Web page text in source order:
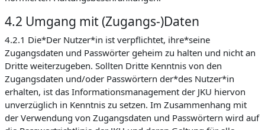
4.2 Umgang mit (Zugangs-)Daten
4.2.1 Die*Der Nutzer*in ist verpflichtet, ihre*seine
Zugangsdaten und Passwörter geheim zu halten und nicht an
Dritte weiterzugeben. Sollten Dritte Kenntnis von den
Zugangsdaten und/oder Passwörtern der*des Nutzer*in
erhalten, ist das Informationsmanagement der JKU hiervon
unverzüglich in Kenntnis zu setzen. Im Zusammenhang mit
der Verwendung von Zugangsdaten und Passwörtern wird auf